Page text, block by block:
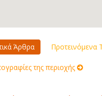
Άρθρα Προτεινόμενα
της περιοχής